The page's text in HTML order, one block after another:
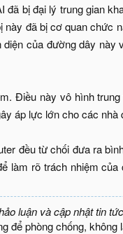
bị đại lý trung gian
đã bị cơ quan chức
của đường dây
Điều này vô hình
áp lực lớn cho các nhà
đều từ chối đưa ra
làm rõ trách nhiệm của
luận và cập nhật tin
để phòng chống, không